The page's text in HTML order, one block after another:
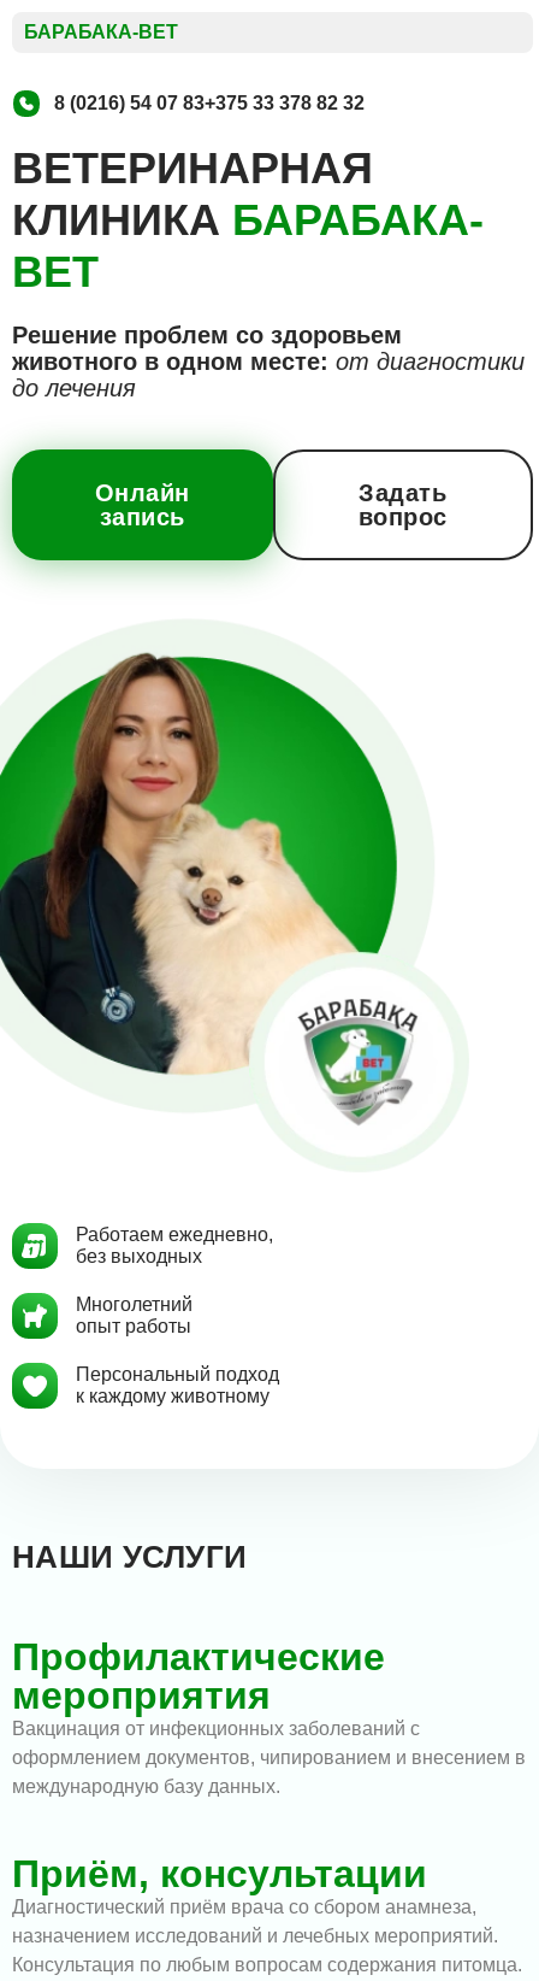
БАРАБАКА-ВЕТ
8 (0216) 54 07 83+375 33 378 82 32
ВЕТЕРИНАРНАЯ
КЛИНИКА БАРАБАКА-
ВЕТ
Решение проблем со здоровьем
животного в одном месте: от диагностики
до лечения
Онлайн
запись
Задать
вопрос
Работаем ежедневно,
без выходных
Многолетний
опыт работы
Персональный подход
к каждому животному
НАШИ УСЛУГИ
Профилактические
мероприятия
Вакцинация от инфекционных заболеваний с
оформлением документов, чипированием и внесением в
международную базу данных.
Приём, консультации
Диагностический приём врача со сбором анамнеза,
назначением исследований и лечебных мероприятий.
Консультация по любым вопросам содержания питомца.